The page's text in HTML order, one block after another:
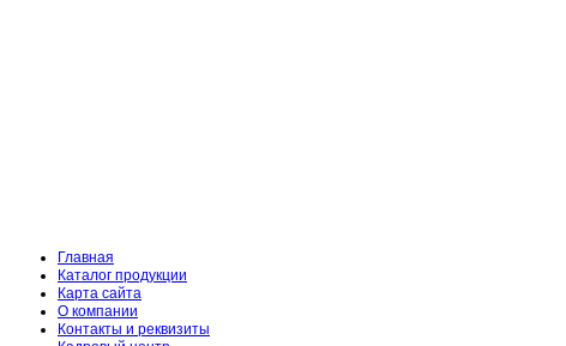
Главная
Каталог продукции
Карта сайта
О компании
Контакты и реквизиты